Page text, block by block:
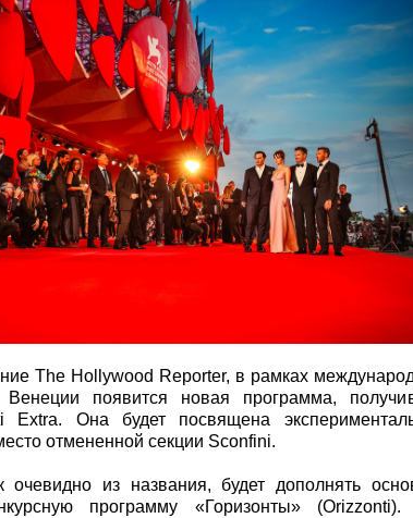
The Hollywood Reporter, в рамках
Венеции появится новая программа,
Extra. Она будет посвящена
отмененной секции Sconfini.
очевидно из названия, будет дополнять
программу «Горизонты»